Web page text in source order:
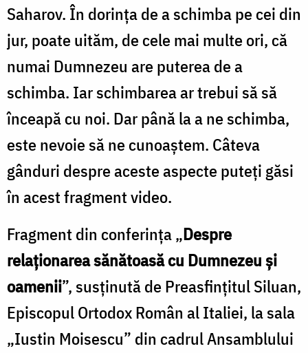
Saharov. În dorința de a schimba pe cei din
jur, poate uităm, de cele mai multe ori, că
numai Dumnezeu are puterea de a
schimba. Iar schimbarea ar trebui să să
înceapă cu noi. Dar până la a ne schimba,
este nevoie să ne cunoaștem. Câteva
gânduri despre aceste aspecte puteți găsi
în acest fragment video.
Fragment din conferința „Despre
relaționarea sănătoasă cu Dumnezeu și
oamenii”, susținută de Preasfințitul Siluan,
Episcopul Ortodox Român al Italiei, la sala
„Iustin Moisescu” din cadrul Ansamblului